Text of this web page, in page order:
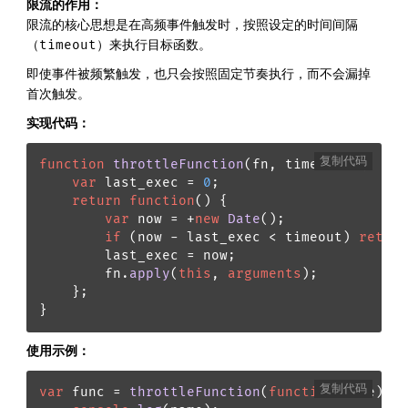
限流的作用：
限流的核心思想是在高频事件触发时，按照设定的时间间隔
（timeout）来执行目标函数。
即使事件被频繁触发，也只会按照固定节奏执行，而不会漏掉
首次触发。
实现代码：
function throttleFunction( fn, timeout) {
var last_exec = 0 ;
return
function( ) {
var now = +new Date();
if (now - last_exec < timeout) return
        last_exec = now;
        fn.
apply( this , arguments );
    };
}
复制代码
使用示例：
var func = throttleFunction( function(name ) {
复制代码